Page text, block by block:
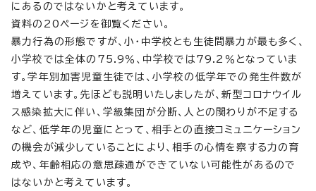
にあるのではないかと考えています。
資料の20ページを御覧ください。
暴力行為の形態ですが、小・中学校とも生徒間暴力が最も多く、
小学校では全体の75.9％、中学校では79.2％となっていま
す。学年別加害児童生徒では、小学校の低学年での発生件数が
増えています。先ほども説明いたしましたが、新型コロナウイル
ス感染拡大に伴い、学級集団が分断、人との関わりが不足する
など、低学年の児童にとって、相手との直接コミュニケーション
の機会が減少していることにより、相手の心情を察する力の育
成や、年齢相応の意思疎通ができていない可能性があるので
はないかと考えています。